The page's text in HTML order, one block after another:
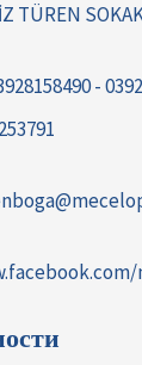
TÜREN
-